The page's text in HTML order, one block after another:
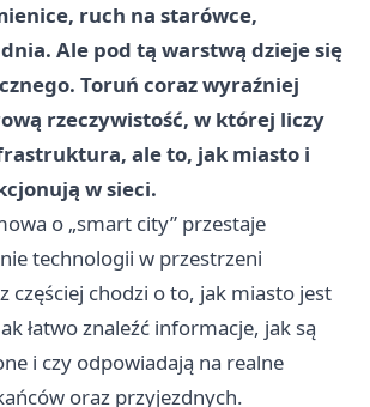
ruch na starówce,
Ale pod tą warstwą dzieje się
Toruń coraz wyraźniej
rzeczywistość, w której liczy
ale to, jak miasto i
w sieci.
o „smart city” przestaje
technologii w przestrzeni
częściej chodzi o to, jak miasto jest
łatwo znaleźć informacje, jak są
i czy odpowiadają na realne
oraz przyjezdnych.